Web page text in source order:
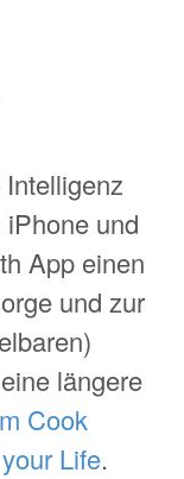
und
App einen
und zur
längere
Cook
Life.